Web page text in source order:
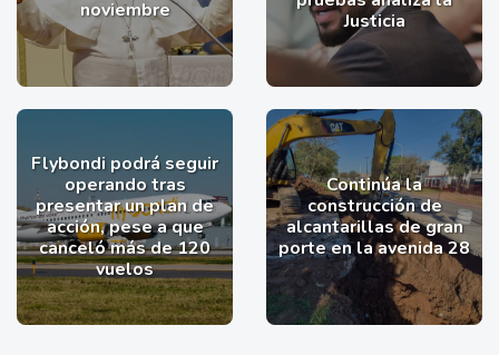
noviembre
Justicia
Flybondi podrá seguir
operando tras
presentar un plan de
acción, pese a que
canceló más de 120
vuelos
Continúa la
construcción de
alcantarillas de gran
porte en la avenida 28